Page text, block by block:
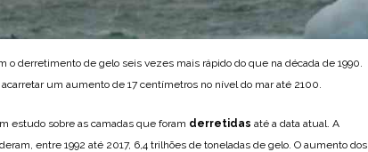
o derretimento de gelo seis vezes mais rápido do que na década de 1990.
um aumento de 17 centímetros no nível do mar até 2100.
estudo sobre as camadas que foram derretidas até a data atual. A
entre 1992 até 2017, 6,4 trilhões de toneladas de gelo. O aumento dos